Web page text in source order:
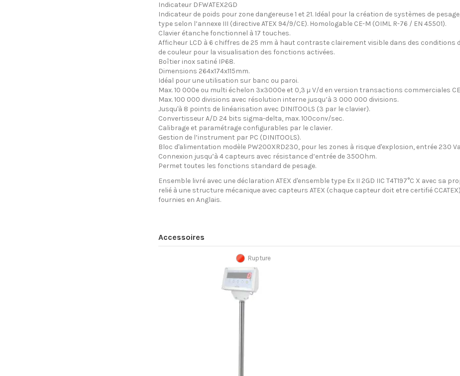
Indicateur DFWATEX2GD
Indicateur de poids pour zone dangereuse 1 et 21. Idéal pour la création de systèmes de
type selon l’annexe III (directive ATEX 94/9/CE). Homologable CE-M (OIML R-76 / EN 45501).
Clavier étanche fonctionnel à 17 touches.
Afficheur LCD à 6 chiffres de 25 mm à haut contraste clairement visible dans des
de couleur pour la visualisation des fonctions activées.
Boîtier inox satiné IP68.
Dimensions 264x174x115mm.
Idéal pour une utilisation sur banc ou paroi.
Max. 10 000e ou multi échelon 3x3000e et 0,3 µ V/d en version transactions commerciales
Max. 100 000 divisions avec résolution interne jusqu’à 3 000 000 divisions.
Jusqu'à 8 points de linéarisation avec DINITOOLS (3 par le clavier).
Convertisseur A/D 24 bits sigma-delta, max. 100conv/sec.
Calibrage et paramétrage configurables par le clavier.
Gestion de l’instrument par PC (DINITOOLS).
Bloc d'alimentation modèle PW200XRD230, pour les zones à risque d'explosion, entrée 230
Connexion jusqu’à 4 capteurs avec résistance d’entrée de 350Ohm.
Permet toutes les fonctions standard de pesage.
Ensemble livré avec une déclaration ATEX d'ensemble type Ex II 2GD IIC T4T197°C X avec sa
relié à une structure mécanique avec capteurs ATEX (chaque capteur doit etre certifié CCATEX).
fournies en Anglais.
Accessoires
Rupture